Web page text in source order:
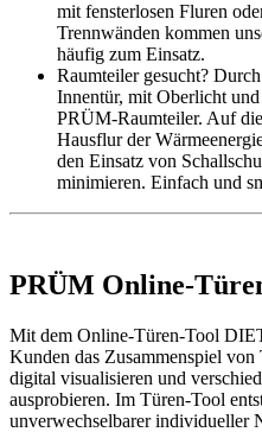
mit fensterlosen Fluren
Trennwänden kommen
häufig zum Einsatz.
Raumteiler gesucht?
Innentür, mit Oberlicht
PRÜM-Raumteiler. Auf
Hausflur der
den Einsatz von
minimieren. Einfach und
PRÜM Online-
Mit dem Online-Türen-Tool
Kunden das Zusammenspiel
digital visualisieren und
ausprobieren. Im Türen-Tool
unverwechselbarer individueller